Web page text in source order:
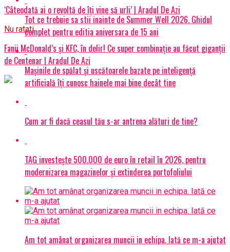
‘Câteodată ai o revoltă de îți vine să urli’ | Aradul De Azi
Nu ratati
Fanii McDonald’s şi KFC, în delir! Ce super combinație au făcut giganții
de Centenar | Aradul De Azi
Tot ce trebuie sa stii inainte de Summer Well 2026. Ghidul
complet pentru editia aniversara de 15 ani
Mașinile de spălat și uscătoarele bazate pe inteligență
artificială îți cunosc hainele mai bine decât tine
Cum ar fi dacă ceasul tău s-ar antrena alături de tine?
TAG investește 500.000 de euro în retail în 2026, pentru
modernizarea magazinelor și extinderea portofoliului
Am tot amânat organizarea muncii in echipa. Iată ce m-a ajutat